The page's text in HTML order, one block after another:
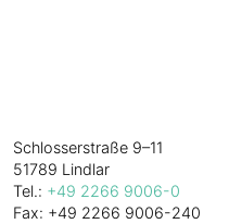
Schlosserstraße 9–11
51789 Lindlar
Tel.: +49 2266 9006-0
Fax: +49 2266 9006-240